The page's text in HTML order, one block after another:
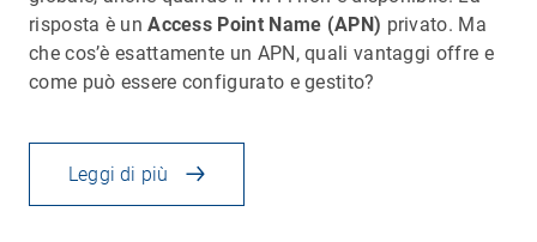
risposta è unAccess Point Name (APN) privato. Ma
che cos’è esattamente un APN, quali vantaggi offre e
come può essere configurato e gestito?
Leggi di più